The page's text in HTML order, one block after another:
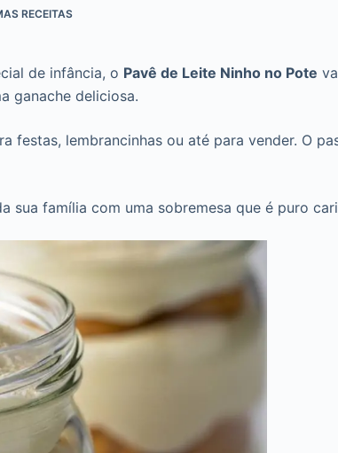
RECEITAS
de infância, o Pavê de Leite Ninho no Pote
ganache deliciosa.
festas, lembrancinhas ou até para vender. O
sua família com uma sobremesa que é puro